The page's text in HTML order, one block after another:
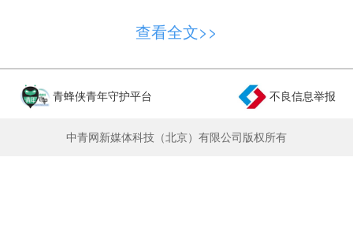
沙红与木乃高兴得跳了起来。
日则抢到对方的球后，将球传给布都。布都将
球传给阿杜，并做了个手势。阿杜明白了他的意
思，向前带了几步，又传给布都。布都中投进球。
查看全文>>
青蜂侠青年守护平台 不良信息举报
中青网新媒体科技（北京）有限公司版权所有